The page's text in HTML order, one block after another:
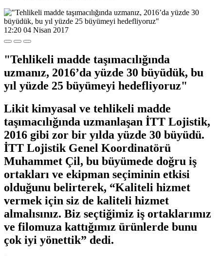
12:20 04 Nisan 2017
"Tehlikeli madde taşımacılığında
uzmanız, 2016’da yüzde 30 büyüdük, bu
yıl yüzde 25 büyümeyi hedefliyoruz"
Likit kimyasal ve tehlikeli madde
taşımacılığında uzmanlaşan İTT Lojistik,
2016 gibi zor bir yılda yüzde 30 büyüdü.
İTT Lojistik Genel Koordinatörü
Muhammet Çil, bu büyümede doğru iş
ortakları ve ekipman seçiminin etkisi
olduğunu belirterek, “Kaliteli hizmet
vermek için siz de kaliteli hizmet
almalısınız. Biz seçtiğimiz iş ortaklarımız
ve filomuza kattığımız ürünlerde bunu
çok iyi yönettik” dedi.